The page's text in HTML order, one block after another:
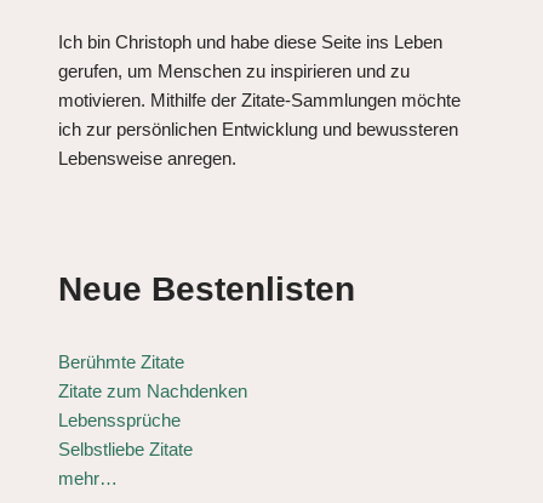
Ich bin Christoph und habe diese Seite ins Leben
gerufen, um Menschen zu inspirieren und zu
motivieren. Mithilfe der Zitate-Sammlungen möchte
ich zur persönlichen Entwicklung und bewussteren
Lebensweise anregen.
Neue Bestenlisten
Berühmte Zitate
Zitate zum Nachdenken
Lebenssprüche
Selbstliebe Zitate
mehr…